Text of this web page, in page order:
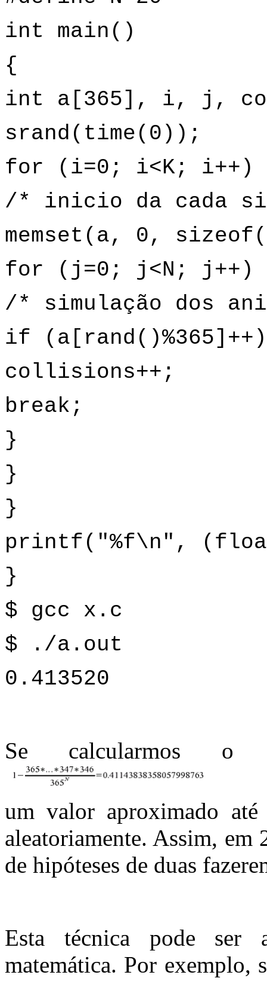
int main()
{
int a[365], i, j,
srand(time(0));
for (i=0; i<K; i++)
/* inicio da cada
memset(a, 0,
for (j=0; j<N; j++)
/* simulação dos
if
collisions++;
break;
}
}
}
printf("%f\n",
}
$ gcc x.c
$ ./a.out
0.413520
Se calcularmos o
um valor aproximado
aleatoriamente. Assim, em
de hipóteses de duas
Esta técnica pode ser
matemática. Por exemplo,